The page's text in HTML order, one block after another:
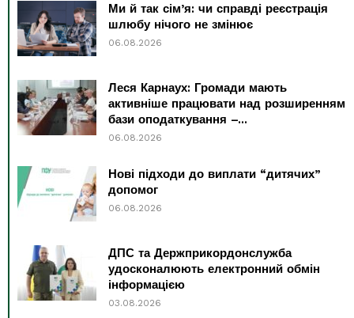
Ми й так сім’я: чи справді реєстрація
шлюбу нічого не змінює
06.08.2026
Леся Карнаух: Громади мають
активніше працювати над розширенням
бази оподаткування –...
06.08.2026
Нові підходи до виплати “дитячих”
допомог
06.08.2026
ДПС та Держприкордонслужба
удосконалюють електронний обмін
інформацією
03.08.2026